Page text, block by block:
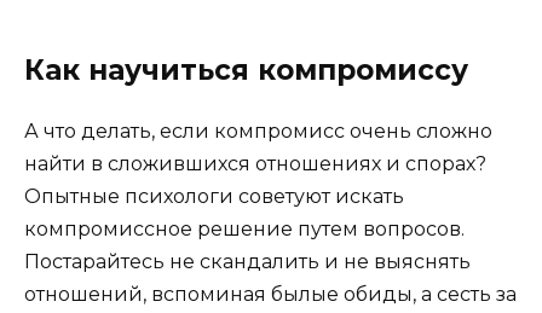
Как научиться компромиссу
А что делать, если компромисс очень сложно
найти в сложившихся отношениях и спорах?
Опытные психологи советуют искать
компромиссное решение путем вопросов.
Постарайтесь не скандалить и не выяснять
отношений, вспоминая былые обиды, а сесть за